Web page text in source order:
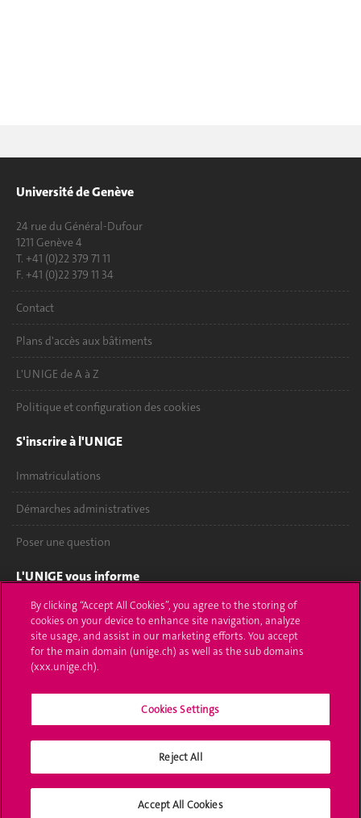
Université de Genève
24 rue du Général-Dufour
1211 Genève 4
T. +41 (0)22 379 71 11
F. +41 (0)22 379 11 34
Contact
Plans d'accès aux bâtiments
L'UNIGE de A à Z
Politique et configuration des cookies
S'inscrire à l'UNIGE
Immatriculations
Démarches administratives
Poser une question
L'UNIGE vous informe
UNIGE Mobile
Médias
Offres d'emploi
Calendrier académique
Médias sociaux UNIGE
By clicking “Accept All Cookies”, you agree to the storing of
cookies on your device to enhance site navigation, analyze
site usage, and assist in our marketing efforts. You accept
for the main domain (unige.ch) as well as the sub domains
(xxx.unige.ch).
Cookies Settings
Reject All
Accept All Cookies